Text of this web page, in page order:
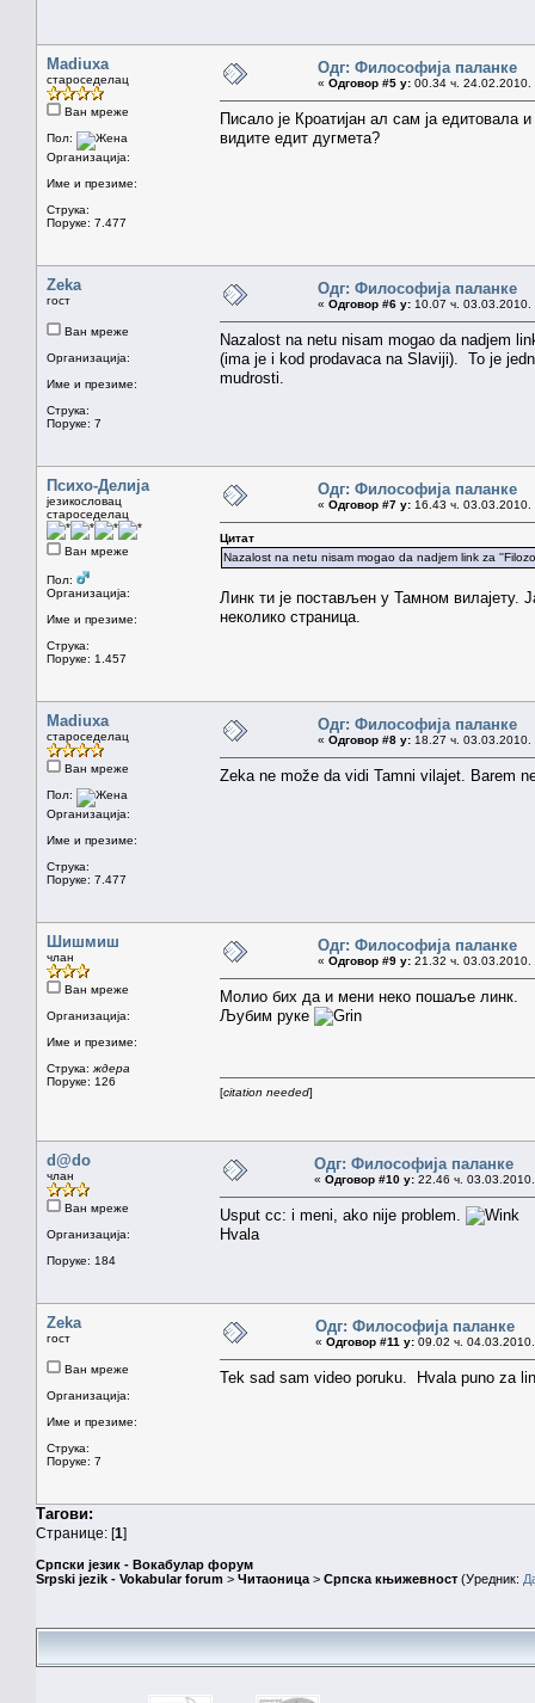
Madiuxa
староседелац
Ван мреже
Пол:
Организација:
Име и презиме:
Струка:
Поруке: 7.477
Одг: Философија паланке
« Одговор #5 у: 00.34 ч. 24.02.2010.
Писало је Кроатијан ал сам ја
видите едит дугмета?
Zeka
гост
Ван мреже
Организација:
Име и презиме:
Струка:
Поруке: 7
Одг: Философија паланке
« Одговор #6 у: 10.07 ч. 03.03.2010.
Nazalost na netu nisam mogao da nadjem
(ima je i kod prodavaca na Slaviji). To je
mudrosti.
Психо-Делија
језикословац
староседелац
Ван мреже
Пол:
Организација:
Име и презиме:
Струка:
Поруке: 1.457
Одг: Философија паланке
« Одговор #7 у: 16.43 ч. 03.03.2010.
Цитат
Nazalost na netu nisam mogao da nadjem link za
Линк ти је постављен у Тамном
неколико страница.
Madiuxa
староседелац
Ван мреже
Пол:
Организација:
Име и презиме:
Струка:
Поруке: 7.477
Одг: Философија паланке
« Одговор #8 у: 18.27 ч. 03.03.2010.
Zeka ne može da vidi Tamni vilajet. Barem
Шишмиш
члан
Ван мреже
Организација:
Име и презиме:
Струка: ждера
Поруке: 126
Одг: Философија паланке
« Одговор #9 у: 21.32 ч. 03.03.2010.
Молио бих да и мени неко пошаље линк.
Љубим руке
[citation needed]
d@do
члан
Ван мреже
Организација:
Поруке: 184
Одг: Философија паланке
« Одговор #10 у: 22.46 ч.
Usput cc: i meni, ako nije problem.
Hvala
Zeka
гост
Ван мреже
Организација:
Име и презиме:
Струка:
Поруке: 7
Одг: Философија паланке
« Одговор #11 у: 09.02 ч.
Tek sad sam video poruku. Hvala puno za
Тагови:
Странице: [1]
Српски језик - Вокабулар форум
Srpski jezik - Vokabular forum > Читаоница > Српска књижевност (Уредник: